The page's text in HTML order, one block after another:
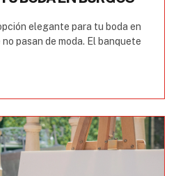
elegante para tu boda en
pasan de moda. El banquete